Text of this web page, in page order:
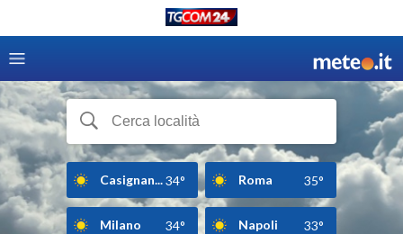
Casignan...34° Roma 35°
Milano 34° Napoli 33°